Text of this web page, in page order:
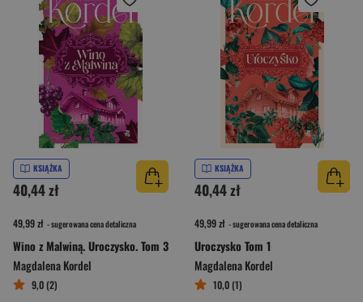
KSIĄŻKA
40,44 zł
49,99 zł - sugerowana cena detaliczna
Wino z Malwiną. Uroczysko. Tom 3
Magdalena Kordel
9,0 (2)
KSIĄŻKA
40,44 zł
49,99 zł - sugerowana cena detaliczna
Uroczysko Tom 1
Magdalena Kordel
10,0 (1)